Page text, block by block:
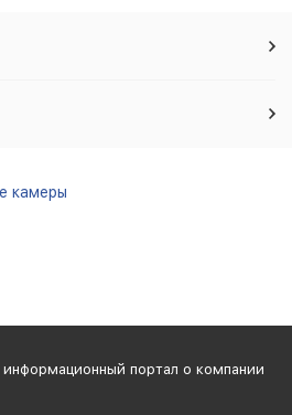
камеры
портал о компании